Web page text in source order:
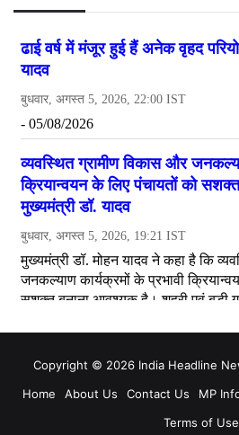
Copyright © 2026 India Headline
Home
About Us Contact Us MP
Terms of Use